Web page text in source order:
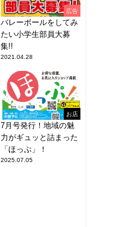
広告
バレーボールをしてみ
たい小学生部員大募
集!!
2021.04.28
お店
7月号発行！地域の魅
力がギュッと詰まった
「ほっぷ」！
2025.07.05